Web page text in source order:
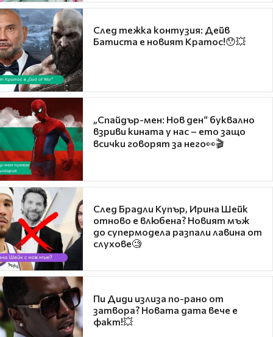
След тежка контузия: Дейв
Батиста е новият Кратос!😯💥
„Спайдър-мен: Нов ден“ буквално
взриви кината у нас – ето защо
всички говорят за него👀🎬
След Брадли Купър, Ирина Шейк
отново е влюбена? Новият мъж
до супермодела разпали лавина от
слухове🧐
Пи Диди излиза по-рано от
затвора? Новата дата вече е
факт!💥